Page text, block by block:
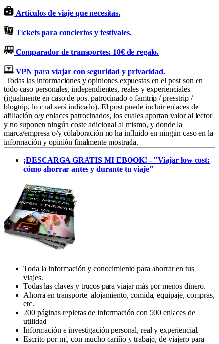
Artículos de viaje que necesitas.
Tickets para conciertos y festivales.
Comparador de transportes: 10€ de regalo.
VPN para viajar con seguridad y privacidad.
Todas las informaciones y opiniones expuestas en el post son en
todo caso personales, independientes, reales y experienciales
(igualmente en caso de post patrocinado o famtrip / presstrip /
blogtrip, lo cual será indicado). El post puede incluir enlaces de
afiliación o/y enlaces patrocinados, los cuales aportan valor al lector
y no suponen ningún coste adicional al mismo, y donde la
marca/empresa o/y colaboración no ha influido en ningún caso en la
información y opinión finalmente mostrada.
¡DESCARGA GRATIS MI EBOOK! - "Viajar low cost:
cómo ahorrar antes y durante tu viaje"
Toda la información y conocimiento para ahorrar en tus
viajes.
Todas las claves y trucos para viajar más por menos dinero.
Ahorra en transporte, alojamiento, comida, equipaje, compras,
etc.
200 páginas repletas de información con 500 enlaces de
utilidad
Información e investigación personal, real y experiencial.
Escrito por mí, con mucho cariño y trabajo, de viajero para